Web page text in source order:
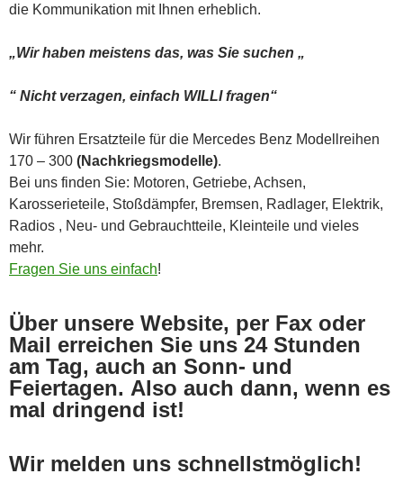
die Kommunikation mit Ihnen erheblich.
„Wir haben meistens das, was Sie suchen „
“ Nicht verzagen, einfach WILLI fragen“
Wir führen Ersatzteile für die Mercedes Benz Modellreihen
170 – 300 (Nachkriegsmodelle).
Bei uns finden Sie: Motoren, Getriebe, Achsen,
Karosserieteile, Stoßdämpfer, Bremsen, Radlager, Elektrik,
Radios , Neu- und Gebrauchtteile, Kleinteile und vieles
mehr.
Fragen Sie uns einfach!
Über unsere Website, per Fax oder
Mail erreichen Sie uns 24 Stunden
am Tag, auch an Sonn- und
Feiertagen. Also auch dann, wenn es
mal dringend ist!
Wir melden uns schnellstmöglich!